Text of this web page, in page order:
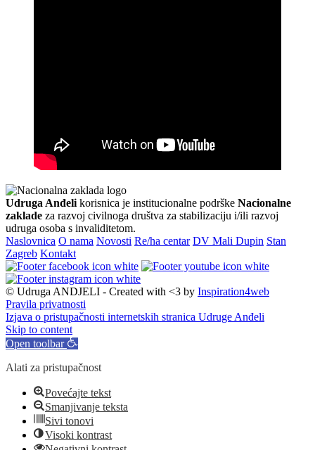
Udruga Anđeli korisnica je institucionalne podrške Nacionalne
zaklade za razvoj civilnoga društva za stabilizaciju i/ili razvoj
udruga osoba s invaliditetom.
Naslovnica O nama Novosti Re/ha centar DV Mali Dupin Stan
Zagreb Kontakt
© Udruga ANDJELI - Created with <3 by Inspiration4web
Pravila privatnosti
Izjava o pristupačnosti internetskih stranica Udruge Anđeli
Skip to content
Open toolbar
Alati za pristupačnost
Povećajte tekst
Smanjivanje teksta
Sivi tonovi
Visoki kontrast